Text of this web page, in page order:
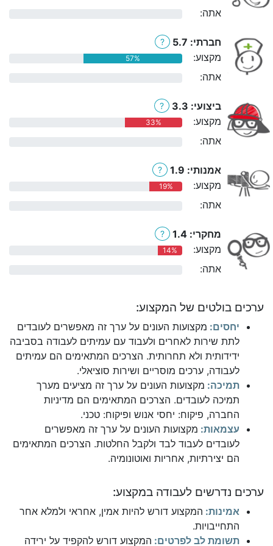
אתה:
חברתי: 5.7 ?
מקצוע: 57%
אתה:
ביצועי: 3.3 ?
מקצוע: 33%
אתה:
אמנותי: 1.9 ?
מקצוע: 19%
אתה:
מחקרי: 1.4 ?
מקצוע: 14%
אתה:
ערכים בולטים של המקצוע:
יחסים: מקצועות העונים על ערך זה מאפשרים לעובדים
לתת שירות לאחרים ולעבוד עם עמיתים לעבודה בסביבה
ידידותית ולא תחרותית. הצרכים המתאימים הם עמיתים
לעבודה, ערכים מוסריים ושירות סוציאלי.
תמיכה: מקצועות העונים על ערך זה מציעים מערך
תמיכה לעובדים. הצרכים המתאימים הם מדיניות
החברה, פיקוח: יחסי אנוש ופיקוח: טכני.
עצמאות: מקצועות העונים על ערך זה מאפשרים
לעובדים לעבוד לבד ולקבל החלטות. הצרכים המתאימים
הם יצירתיות, אחריות ואוטונומיה.
ערכים נדרשים לעבודה במקצוע:
אמינות: המקצוע דורש להיות אמין, אחראי ולמלא אחר
התחייבויות.
תשומת לב לפרטים: המקצוע דורש להקפיד על ירידה